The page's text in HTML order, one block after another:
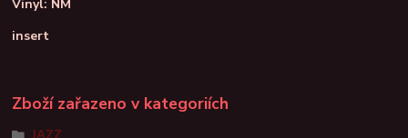
Vinyl: NM
insert
Zboží zařazeno v kategoriích